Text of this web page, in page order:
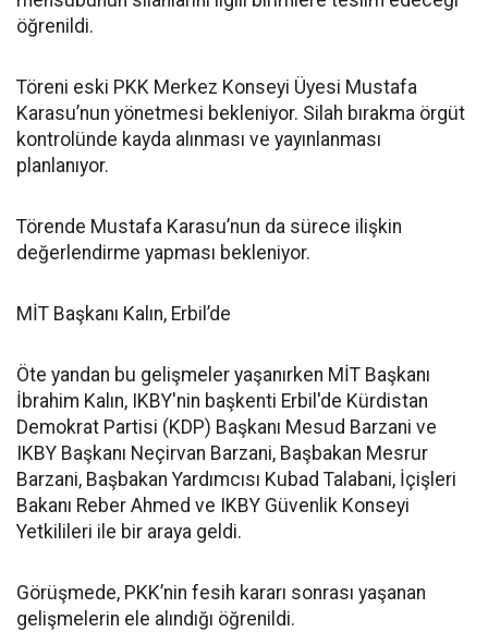
öğrenildi.
Töreni eski PKK Merkez Konseyi Üyesi Mustafa
Karasu’nun yönetmesi bekleniyor. Silah bırakma örgüt
kontrolünde kayda alınması ve yayınlanması
planlanıyor.
Törende Mustafa Karasu’nun da sürece ilişkin
değerlendirme yapması bekleniyor.
MİT Başkanı Kalın, Erbil’de
Öte yandan bu gelişmeler yaşanırken MİT Başkanı
İbrahim Kalın, IKBY'nin başkenti Erbil'de Kürdistan
Demokrat Partisi (KDP) Başkanı Mesud Barzani ve
IKBY Başkanı Neçirvan Barzani, Başbakan Mesrur
Barzani, Başbakan Yardımcısı Kubad Talabani, İçişleri
Bakanı Reber Ahmed ve IKBY Güvenlik Konseyi
Yetkilileri ile bir araya geldi.
Görüşmede, PKK’nin fesih kararı sonrası yaşanan
gelişmelerin ele alındığı öğrenildi.